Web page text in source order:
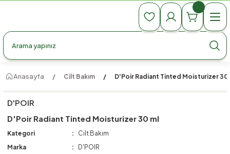
990 TL Üzeri Ücretsiz Kargo
990 TL Üzeri Ücretsiz Kargo
Anasayfa Cilt Bakım D'Poir Radiant Tinted Moisturizer 30
D'POIR
D'Poir Radiant Tinted Moisturizer 30 ml
Kategori
Cilt Bakım
Marka
D'POIR